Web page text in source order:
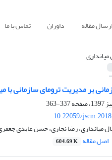
ارسال مقاله داوران تماس با ما
بر مدیریت ترومای سازمانی با
337-363
10.22059/
میانداری، رضا نجاری، حسن عابدی
اصل مقاله 604.69 K